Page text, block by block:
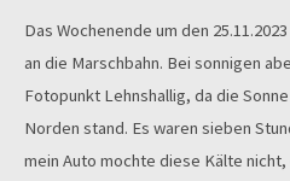
Das Wochenende um den
an die Marschbahn. Bei sonnigen
Fotopunkt Lehnshallig, da die
Norden stand. Es waren sieben
mein Auto mochte diese Kälte